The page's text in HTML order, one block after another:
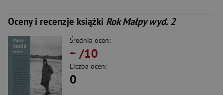
Oceny i recenzje książki Rok Małpy wyd. 2
Średnia ocen:
~ /10
Liczba ocen:
0